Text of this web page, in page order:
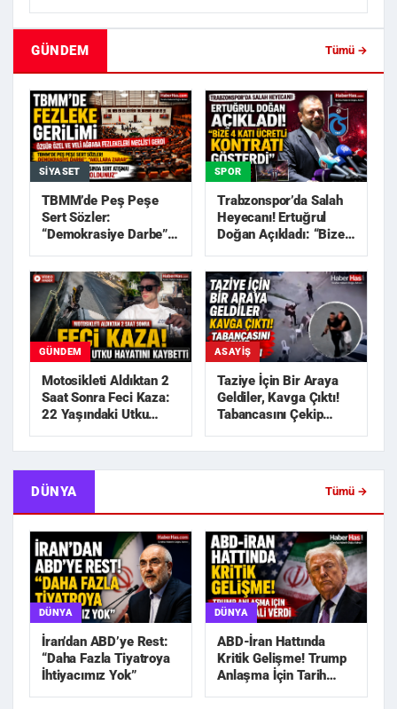
GÜNDEM Tümü →
SIYASET
TBMM’de Peş Peşe
Sert Sözler:
“Demokrasiye Darbe”,
SPOR
Trabzonspor’da Salah
Heyecanı! Ertuğrul
Doğan Açıkladı: “Bize
GÜNDEM
Motosikleti Aldıktan 2
Saat Sonra Feci Kaza:
22 Yaşındaki Utku
ASAYIŞ
Taziye İçin Bir Araya
Geldiler, Kavga Çıktı!
Tabancasını Çekip
DÜNYA Tümü →
DÜNYA
İran’dan ABD’ye Rest:
“Daha Fazla Tiyatroya
İhtiyacımız Yok”
DÜNYA
ABD-İran Hattında
Kritik Gelişme! Trump
Anlaşma İçin Tarih